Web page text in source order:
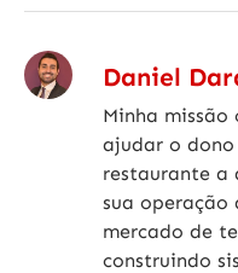
Daniel
Minha missão
ajudar o
restaurante a
sua operação
mercado de
construindo